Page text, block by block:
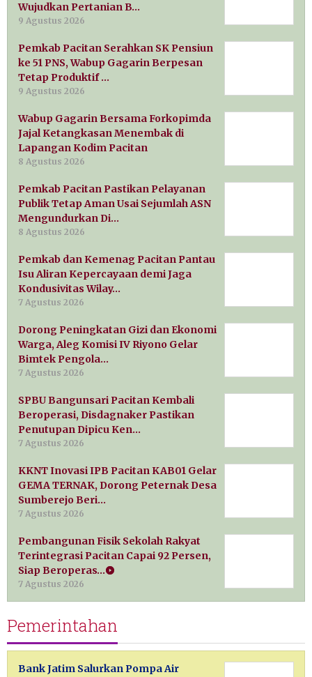
Wujudkan Pertanian B…
9 Agustus 2026
Pemkab Pacitan Serahkan SK Pensiun
ke 51 PNS, Wabup Gagarin Berpesan
Tetap Produktif …
9 Agustus 2026
Wabup Gagarin Bersama Forkopimda
Jajal Ketangkasan Menembak di
Lapangan Kodim Pacitan
8 Agustus 2026
Pemkab Pacitan Pastikan Pelayanan
Publik Tetap Aman Usai Sejumlah ASN
Mengundurkan Di…
8 Agustus 2026
Pemkab dan Kemenag Pacitan Pantau
Isu Aliran Kepercayaan demi Jaga
Kondusivitas Wilay…
7 Agustus 2026
Dorong Peningkatan Gizi dan Ekonomi
Warga, Aleg Komisi IV Riyono Gelar
Bimtek Pengola…
7 Agustus 2026
SPBU Bangunsari Pacitan Kembali
Beroperasi, Disdagnaker Pastikan
Penutupan Dipicu Ken…
7 Agustus 2026
KKNT Inovasi IPB Pacitan KAB01 Gelar
GEMA TERNAK, Dorong Peternak Desa
Sumberejo Beri…
7 Agustus 2026
Pembangunan Fisik Sekolah Rakyat
Terintegrasi Pacitan Capai 92 Persen,
Siap Beroperas…
7 Agustus 2026
Pemerintahan
Bank Jatim Salurkan Pompa Air